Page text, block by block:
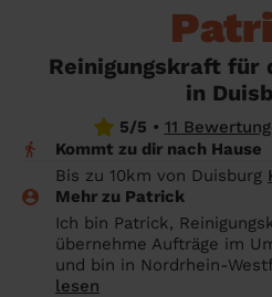
Reinigungskraft für
in
5/5 • 11
Kommt zu dir nach Hause
Bis zu 10km von Duisburg
Mehr zu Patrick
Ich bin Patrick,
übernehme Aufträge im
und bin in Nordrhein-
lesen
Überall in Deutschland
Städte
Wuppertal
Oberhausen
Hagen
Hamm
Die Regionen
Unsere Artikel
Endreinigung Ferienwohnung:
wissen solltest
Haushaltshilfe anmelden:
Putzfrau Stundenlohn 2026:
eine Reinigungskraft wirklich?
Was verdient eine Putzfrau
Kosten, Risiken und warum
Alternativen mehr lohnen